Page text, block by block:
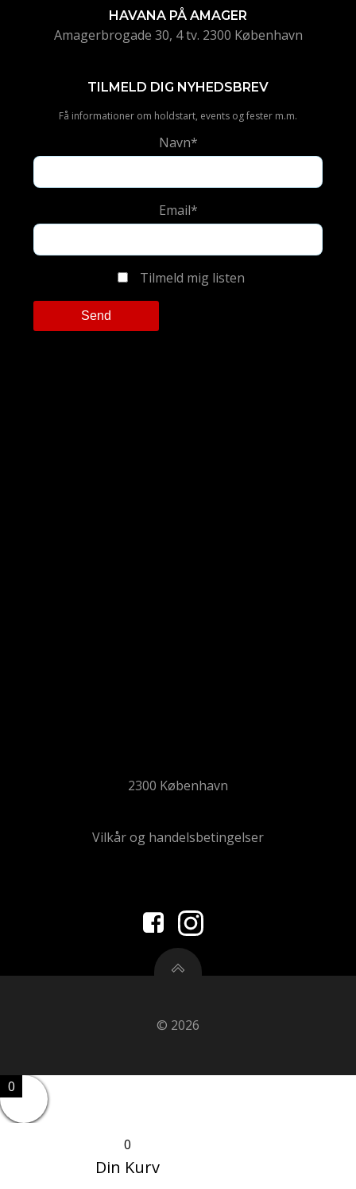
HAVANA PÅ AMAGER
Amagerbrogade 30, 4 tv. 2300 København
TILMELD DIG NYHEDSBREV
Få informationer om holdstart, events og fester m.m.
Navn*
Email*
Tilmeld mig listen
2300 København
Vilkår og handelsbetingelser
© 2026
0
0
Din Kurv